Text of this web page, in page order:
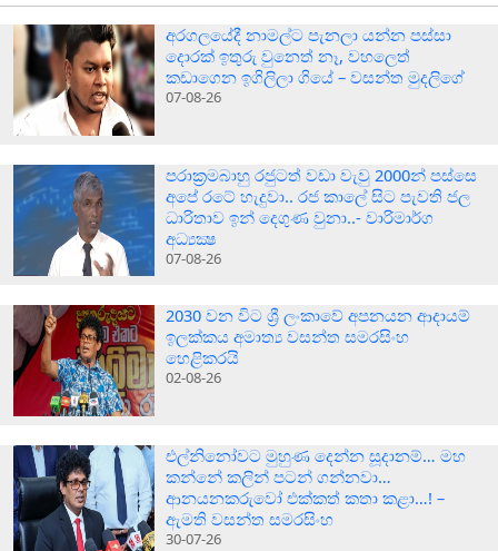
අරගලයේදී නාමල්ට පැනලා යන්න පස්ස‍ා
දොරක් ඉතුරු වුනෙත් නෑ, වහලෙත්
කඩාගෙන ඉගිලිලා ගියේ – වසන්ත මුදලිගේ
07-08-26
පරාක‍්‍රමබාහු රජුටත් වඩා වැවු 2000න් පස්සෙ
අපේ රටේ හැදුවා.. රජ කාලේ සිට පැවති ජල
ධාරිතාව ඉන් දෙගුණ වුනා..- වාරිමාර්ග
අධ්‍යක්‍ෂ
07-08-26
2030 වන විට ශ්‍රී ලංකාවේ අපනයන ආදායම්
ඉලක්කය අමාත්‍ය වසන්ත සමරසිංහ
හෙළිකරයි
02-08-26
එල්නිනෝවට මුහුණ දෙන්න සූදානම්… මහ
කන්නේ කලින් පටන් ගන්නවා…
ආනයනකරුවෝ එක්කත් කතා කළා…! –
ඇමති වසන්ත සමරසිංහ
30-07-26